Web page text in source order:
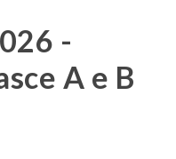
-
A e B